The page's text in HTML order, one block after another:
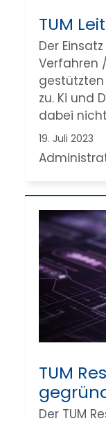
TUM
Der
Verfahren
zu. Ki und
dabei
19. Juli 2023
TUM
Der TUM